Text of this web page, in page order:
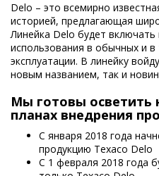
Delo – это всемирно
историей, предлагающая
Линейка Delo будет
использования в обычных и
эксплуатации. В линейку
новым названием, так и
Мы готовы осветить
планах внедрения
С января 2018 года
продукцию Texaco Delo
С 1 февраля 2018 года